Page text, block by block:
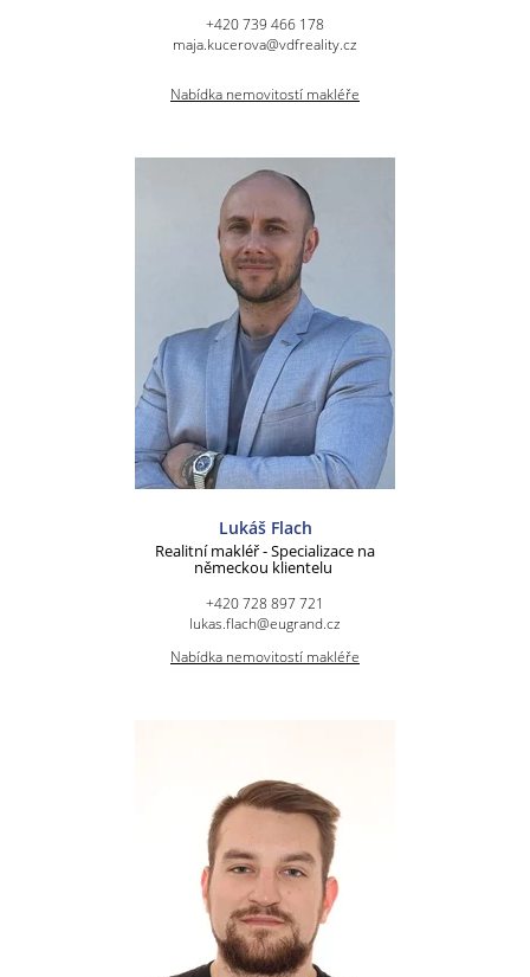
+420 739 466 178
maja.kucerova@vdfreality.cz
Nabídka nemovitostí makléře
Lukáš Flach
Realitní makléř - Specializace na
německou klientelu
+420 728 897 721
lukas.flach@eugrand.cz
Nabídka nemovitostí makléře